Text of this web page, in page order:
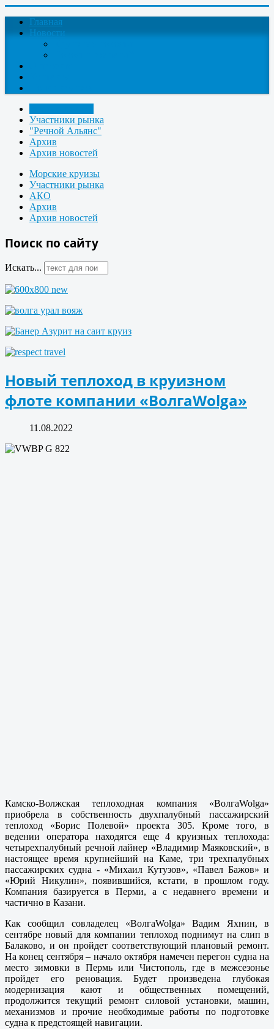
Главная
Новости
Участники рынка
"Речной Альянс"
Архив
Архив новостей
Морские круизы
Участники рынка
АКО
Архив
Архив новостей
Поиск по сайту
Искать...
Новый теплоход в круизном
флоте компании «ВолгаWolga»
11.08.2022
Камско-Волжская теплоходная компания «ВолгаWolga»
приобрела в собственность двухпалубный пассажирский
теплоход «Борис Полевой» проекта 305. Кроме того, в
ведении оператора находятся еще 4 круизных теплохода:
четырехпалубный речной лайнер «Владимир Маяковский», в
настоящее время крупнейший на Каме, три трехпалубных
пассажирских судна - «Михаил Кутузов», «Павел Бажов» и
«Юрий Никулин», появившийся, кстати, в прошлом году.
Компания базируется в Перми, а с недавнего времени и
частично в Казани.
Как сообщил совладелец «ВолгаWolga» Вадим Яхнин, в
сентябре новый для компании теплоход поднимут на слип в
Балаково, и он пройдет соответствующий плановый ремонт.
На конец сентября – начало октября намечен перегон судна на
место зимовки в Пермь или Чистополь, где в межсезонье
пройдет его реновация. Будет произведена глубокая
модернизация кают и общественных помещений,
продолжится текущий ремонт силовой установки, машин,
механизмов и прочие необходимые работы по подготовке
судна к предстоящей навигации.